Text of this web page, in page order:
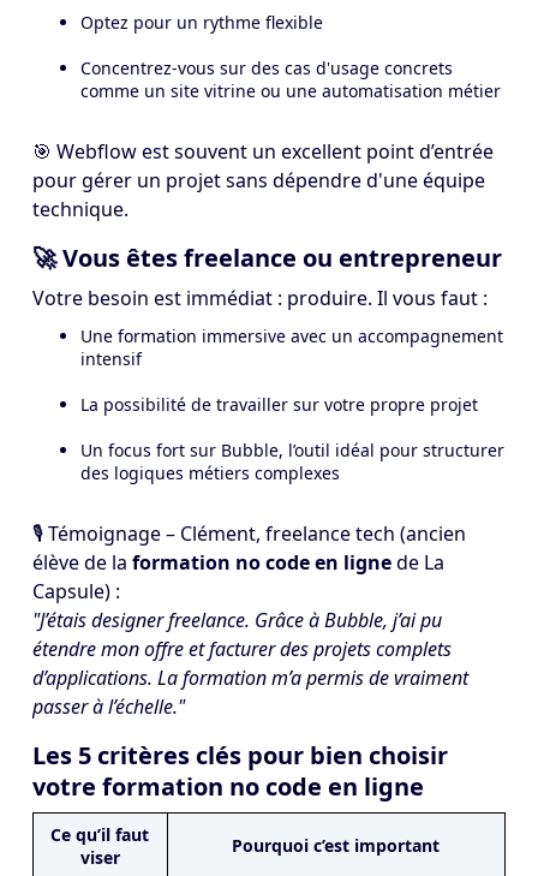
Optez pour un rythme flexible
Concentrez-vous sur des cas d'usage concrets
comme un site vitrine ou une automatisation métier
🎯 Webflow est souvent un excellent point d’entrée
pour gérer un projet sans dépendre d'une équipe
technique.
🚀 Vous êtes freelance ou entrepreneur
Votre besoin est immédiat : produire. Il vous faut :
Une formation immersive avec un accompagnement
intensif
La possibilité de travailler sur votre propre projet
Un focus fort sur Bubble, l’outil idéal pour structurer
des logiques métiers complexes
🎙️ Témoignage – Clément, freelance tech (ancien
élève de la formation no code en lignede La
Capsule) :
"J’étais designer freelance. Grâce à Bubble, j’ai pu
étendre mon offre et facturer des projets complets
d’applications. La formation m’a permis de vraiment
passer à l’échelle."
Les 5 critères clés pour bien choisir
votre formation no code en ligne
Ce qu’il faut
viser
Pourquoi c’est important